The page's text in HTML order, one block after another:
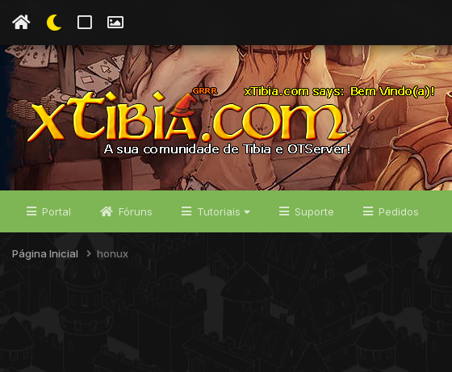
Portal Fóruns Tutoriais Suporte Pedidos
Página Inicial honux